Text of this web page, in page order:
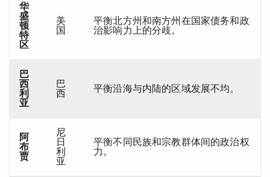
华
盛
顿
特
区
美
国
平衡北方州和南方州在国家债务和政
治影响力上的分歧。
巴
西
利
亚
巴
西
平衡沿海与内陆的区域发展不均。
阿
布
贾
尼
日
利
亚
平衡不同民族和宗教群体间的政治权
力。